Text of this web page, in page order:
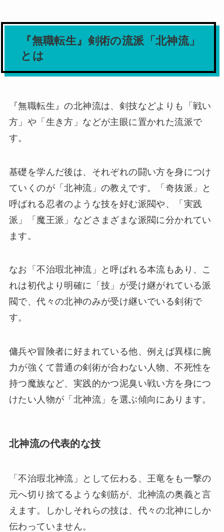
『無職転生』剣術の流派「北神流」
とは
『無職転生』の北神流は、剣技などよりも「戦い
方」や「生き方」などが主眼に置かれた流派で
す。
基礎を学んだ後は、それぞれの闘い方を身につけ
ていくのが「北神流」の教えです。「奇抜派」と
呼ばれる忍者のような技を好む派閥や、「実践
派」「魔王派」などさまざまな派閥に分かれてい
ます。
なお「不治瑕北神流」と呼ばれる本流もあり、こ
れは初代より明確に「技」が受け継がれている派
閥で、代々の北神のみが受け継いでいる剣術で
す。
傭兵や冒険者に好まれている他、例えば異様に腕
力が強くて普通の剣術が合わない人物、不死性を
持つ魔族など、実践的かつ泥臭い戦い方を身につ
けたい人物が「北神流」を選ぶ傾向にあります。
北神流の代表的な技
「不治瑕北神流」として伝わる、王竜をも一撃の
元へ切り捨てるような剣筋が、北神流の奥義と言
えます。しかしそれらの技は、代々の北神にしか
伝わっていません。